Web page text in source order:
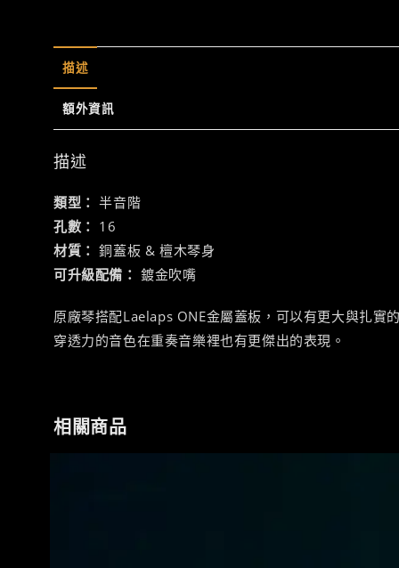
描述
額外資訊
描述
類型： 半音階
孔數： 16
材質： 銅蓋板 & 檀木琴身
可升級配備：鍍金吹嘴
原廠琴搭配Laelaps ONE金屬蓋板，可以有更大與扎實
穿透力的音色在重奏音樂裡也有更傑出的表現。
相關商品